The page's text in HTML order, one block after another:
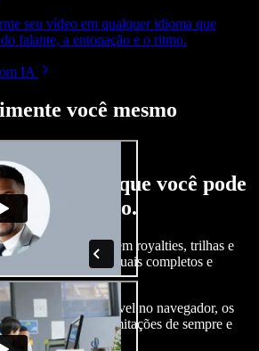
seu vídeo em qualquer idioma que
falante, a entonação e o ritmo.
IA
você mesmo
do que você pode
Studio.
imagens de banco sem royalties, trilhas e
projetos audiovisuais completos e
e com tudo acessível no navegador, os
se livrar das limitações de sempre e
criativas.